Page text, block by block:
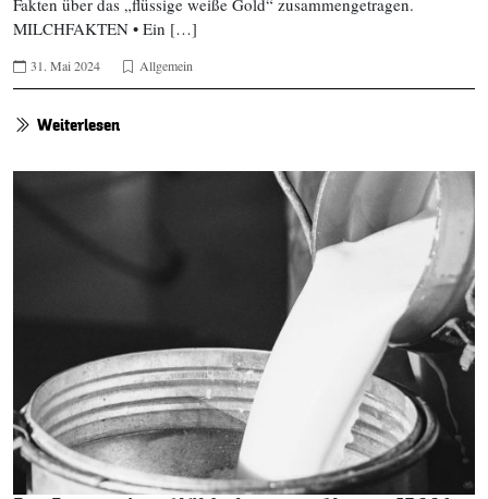
Fakten über das „flüssige weiße Gold“ zusammengetragen.
MILCHFAKTEN • Ein […]
31. Mai 2024 Allgemein
Weiterlesen